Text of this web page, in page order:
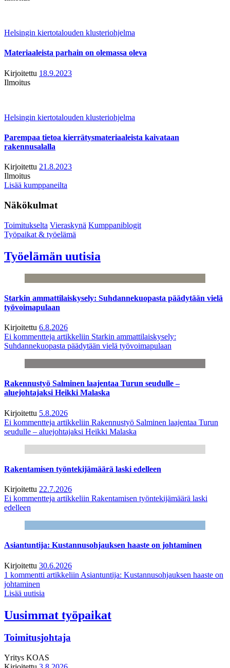
Helsingin kiertotalouden klusteriohjelma
Materiaaleista parhain on olemassa oleva
Kirjoitettu 18.9.2023
Ilmoitus
Helsingin kiertotalouden klusteriohjelma
Parempaa tietoa kierrätysmateriaaleista kaivataan
rakennusalalla
Kirjoitettu 21.8.2023
Ilmoitus
Lisää kumppaneilta
Näkökulmat
Toimitukselta Vieraskynä Kumppaniblogit
Työpaikat & työelämä
Työelämän uutisia
Starkin ammattilaiskysely: Suhdannekuopasta päädytään vielä
työvoimapulaan
Kirjoitettu 6.8.2026
Ei kommentteja artikkeliin Starkin ammattilaiskysely:
Suhdannekuopasta päädytään vielä työvoimapulaan
Rakennustyö Salminen laajentaa Turun seudulle –
aluejohtajaksi Heikki Malaska
Kirjoitettu 5.8.2026
Ei kommentteja artikkeliin Rakennustyö Salminen laajentaa Turun
seudulle – aluejohtajaksi Heikki Malaska
Rakentamisen työntekijämäärä laski edelleen
Kirjoitettu 22.7.2026
Ei kommentteja artikkeliin Rakentamisen työntekijämäärä laski
edelleen
Asiantuntija: Kustannusohjauksen haaste on johtaminen
Kirjoitettu 30.6.2026
1 kommentti artikkeliin Asiantuntija: Kustannusohjauksen haaste on
johtaminen
Lisää uutisia
Uusimmat työpaikat
Toimitusjohtaja
Yritys KOAS